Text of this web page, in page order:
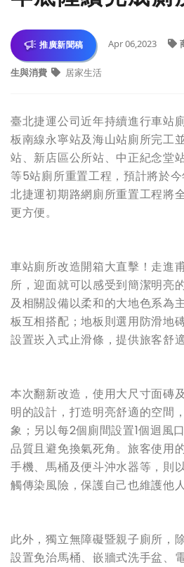
推廣新聞稿 Apr 06,2023
生與消費 居家生活
臺北捷運公司近年持續進行車站
板南線永寧站及海山站廁所完工
站、新店區公所站、中正紀念堂
等5站廁所重置工程，預計將於
北捷運初期路網廁所重置工程將
更方便。
車站廁所改造開箱大直擊！走進
所，迎面就可以感受到簡潔明亮
及相關設備以柔和的大地色系為
板互相搭配；地板則選用防滑地
設置崁入式止滑條，提供旅客舒
本次翻新改造，使用大尺寸面磚
明的設計，打造明亮舒適的空間
象；另以每2個廁間設置1個迴風
品質且避免換氣死角。旅客使用
手機、馬桶及便斗沖水器等，則
觸傳染風險，保護自己也維護他人
此外，獨立無障礙暨親子廁所，
設置免治馬桶、嵌牆式洗手盆、